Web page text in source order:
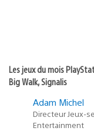
Les jeux du mois
Big Walk, Signalis
Adam Michel
Directeur Jeux-
Entertainment